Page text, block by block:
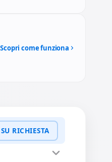
Scopri come funziona
SU RICHIESTA